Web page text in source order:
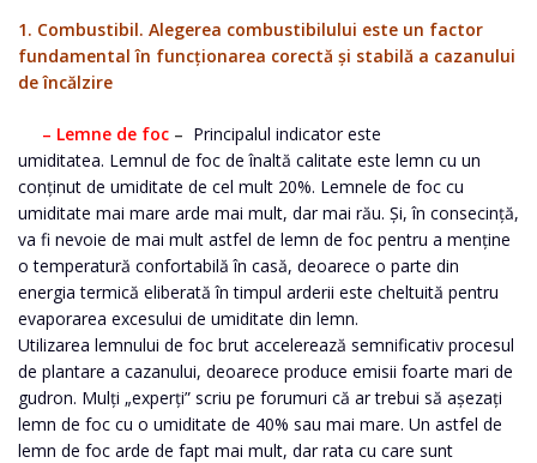
1. Combustibil. Alegerea combustibilului este un factor
fundamental în funcționarea corectă și stabilă a cazanului
de încălzire
– Lemne de foc – Principalul indicator este
umiditatea. Lemnul de foc de înaltă calitate este lemn cu un
conținut de umiditate de cel mult 20%. Lemnele de foc cu
umiditate mai mare arde mai mult, dar mai rău. Și, în consecință,
va fi nevoie de mai mult astfel de lemn de foc pentru a menține
o temperatură confortabilă în casă, deoarece o parte din
energia termică eliberată în timpul arderii este cheltuită pentru
evaporarea excesului de umiditate din lemn.
Utilizarea lemnului de foc brut accelerează semnificativ procesul
de plantare a cazanului, deoarece produce emisii foarte mari de
gudron. Mulți „experți” scriu pe forumuri că ar trebui să așezați
lemn de foc cu o umiditate de 40% sau mai mare. Un astfel de
lemn de foc arde de fapt mai mult, dar rata cu care sunt